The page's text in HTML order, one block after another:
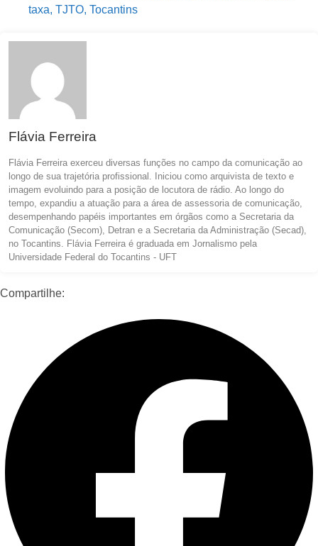
taxa, TJTO, Tocantins
Flávia Ferreira
Flávia Ferreira exerceu diversas funções no campo da comunicação ao
longo de sua trajetória profissional. Iniciou como arquivista de texto e
imagem evoluindo para a posição de locutora de rádio. Ao longo do
tempo, expandiu a atuação para a área de assessoria de comunicação,
desempenhando papéis importantes em órgãos como a Secretaria da
Comunicação (Secom), Detran e a Secretaria da Administração (Secad),
no Tocantins. Flávia Ferreira é graduada em Jornalismo pela
Universidade Federal do Tocantins - UFT
Compartilhe: